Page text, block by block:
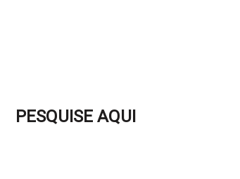
PESQUISE AQUI